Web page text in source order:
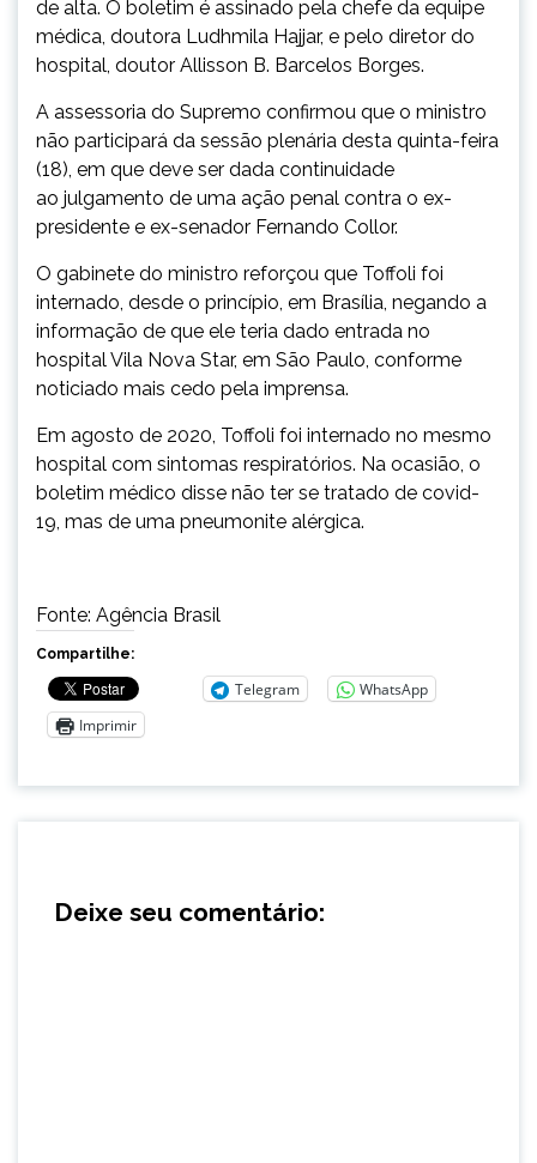
de alta. O boletim é assinado pela chefe da equipe
médica, doutora Ludhmila Hajjar, e pelo diretor do
hospital, doutor Allisson B. Barcelos Borges.
A assessoria do Supremo confirmou que o ministro
não participará da sessão plenária desta quinta-feira
(18), em que deve ser dada continuidade
ao julgamento de uma ação penal contra o ex-
presidente e ex-senador Fernando Collor.
O gabinete do ministro reforçou que Toffoli foi
internado, desde o princípio, em Brasília, negando a
informação de que ele teria dado entrada no
hospital Vila Nova Star, em São Paulo, conforme
noticiado mais cedo pela imprensa.
Em agosto de 2020, Toffoli foi internado no mesmo
hospital com sintomas respiratórios. Na ocasião, o
boletim médico disse não ter se tratado de covid-
19, mas de uma pneumonite alérgica.
Fonte: Agência Brasil
Compartilhe:
Telegram
WhatsApp
Imprimir
Deixe seu comentário: